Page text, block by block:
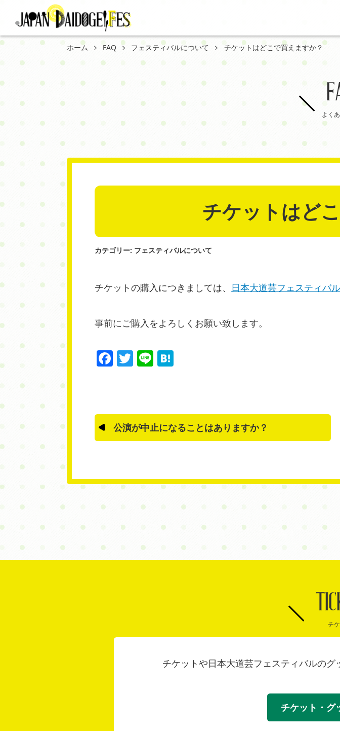
ホーム FAQ フェスティバルについて チケットはどこで買えますか？
よく
チケットはど
カテゴリー: フェスティバルについて
チケットの購入につきましては、 日本大道芸フェスティバ
事前にご購入をよろしくお願い致します。
Facebook
Twitter
Line
公演が中止になることはありますか？
チ
チケットや日本大道芸フェスティバルのグ
チケット・グ